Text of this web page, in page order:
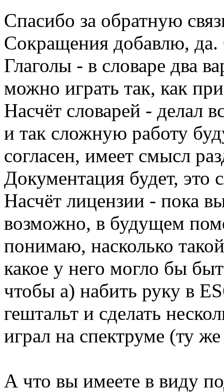
Спасибо за обратную
Сокращения добавлю,
Глаголы - в словаре два
можно играть так, как
Насчёт словарей - делал
и так сложную работу
согласен, имеет смысл
Документация будет,
Насчёт лицензии - пока
возможно, в будущем
понимаю, насколько
какое у него могло бы
чтобы а) набить руку в
гештальт и сделать
играл на спектруме (ту
А что вы имеете в виду